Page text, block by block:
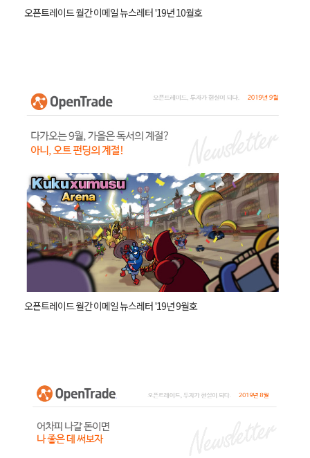
오픈트레이드 월간 이메일 뉴스레터 '19년 10월호
오픈트레이드 월간 이메일 뉴스레터 '19년 9월호